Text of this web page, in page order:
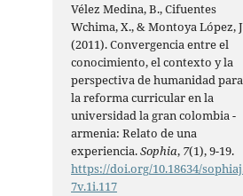
Vélez Medina, B., Cifuentes
Wchima, X., & Montoya López,
(2011). Convergencia entre el
conocimiento, el contexto y la
perspectiva de humanidad para
la reforma curricular en la
universidad la gran colombia -
armenia: Relato de una
experiencia.Sophia, 7(1), 9-19.
https://doi.org/10.18634/
7v.1i.117